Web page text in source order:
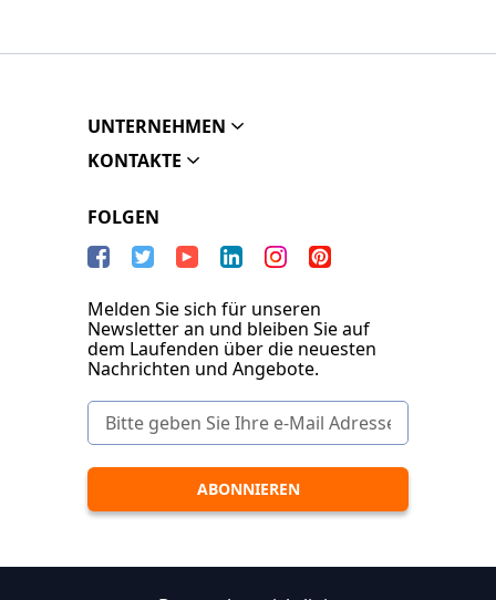
UNTERNEHMEN
KONTAKTE
FOLGEN
Melden Sie sich für unseren
Newsletter an und bleiben Sie auf
dem Laufenden über die neuesten
Nachrichten und Angebote.